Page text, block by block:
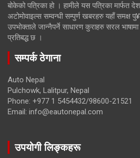
बोकेको पत्रिका हो । हामीले यस पत्रिका मार्फत
अटोमोवाइल्स सम्वन्धी सम्पुर्ण खबरहरु यहाँ समक्ष
उपभोक्ताले जान्नैपर्ने साधारण कुराहरु सरल
प्रतिबद्ध छ ।
सम्पर्क ठेगाना
Auto Nepal
Pulchowk, Lalitpur, Nepal
Phone: +977 1 5454432/98600-21521
Email: info@eautonepal.com
उपयोगी लिङ्कहरू